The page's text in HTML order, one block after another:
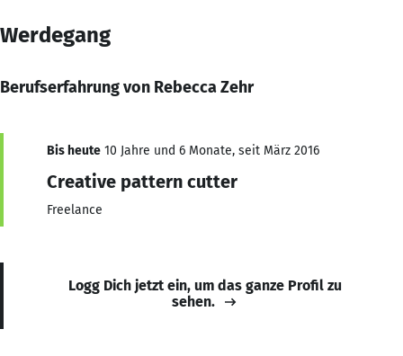
Werdegang
Berufserfahrung von Rebecca Zehr
Bis heute 10 Jahre und 6 Monate, seit März 2016
Creative pattern cutter
Freelance
Logg Dich jetzt ein, um das ganze Profil zu
sehen.